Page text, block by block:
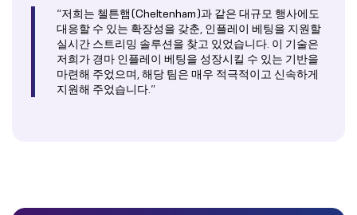
“저희는 첼튼햄(Cheltenham)과 같은 대규모 행사에도
대응할 수 있는 확장성을 갖춘, 인플레이 베팅을 지원할
실시간 스트리밍 솔루션을 찾고 있었습니다. 이 기술은
저희가 경마 인플레이 베팅을 성장시킬 수 있는 기반을
마련해 주었으며, 해당 팀은 매우 적극적이고 신속하게
지원해 주었습니다.”